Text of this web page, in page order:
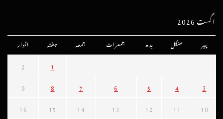
اگست 2026
پیر منگل بدھ جمعرات جمعہ ہفتہ اتوار
1
2
3
4
5
6
7
8
9
10
11
12
13
14
15
16